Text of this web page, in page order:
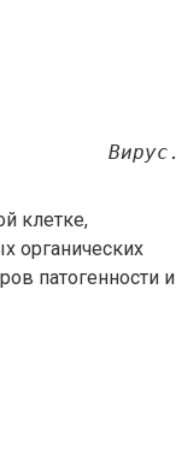
Вирус.
клетке,
органических
патогенности и